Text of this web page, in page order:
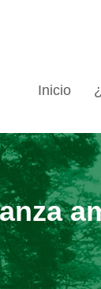
Inicio